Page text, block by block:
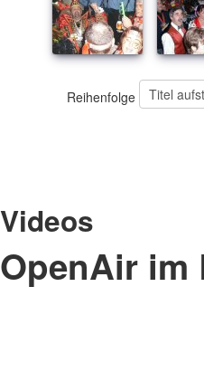
Reihenfolge
Videos
OpenAir im